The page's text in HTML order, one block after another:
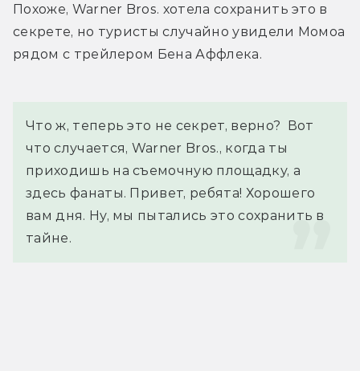
Похоже, Warner Bros. хотела сохранить это в
секрете, но туристы случайно увидели Момоа
рядом с трейлером Бена Аффлека.
Что ж, теперь это не секрет, верно?  Вот
что случается, Warner Bros., когда ты
приходишь на съемочную площадку, а
здесь фанаты. Привет, ребята! Хорошего
вам дня. Ну, мы пытались это сохранить в
тайне.